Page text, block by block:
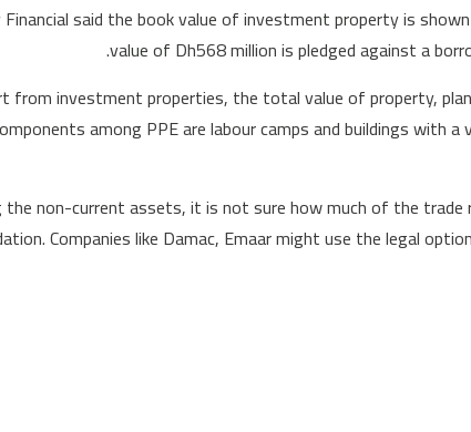
Financial said the book value of investment property is
value of Dh568 million is pledged against a
from investment properties, the total value of property,
among PPE are labour camps and buildings with
the non-current assets, it is not sure how much of the
Companies like Damac, Emaar might use the legal